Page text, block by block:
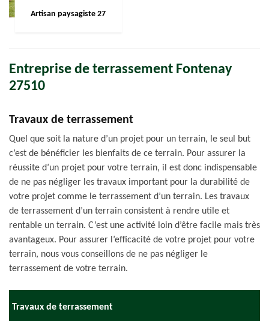
Artisan paysagiste 27
Entreprise de terrassement Fontenay
27510
Travaux de terrassement
Quel que soit la nature d’un projet pour un terrain, le seul but
c’est de bénéficier les bienfaits de ce terrain. Pour assurer la
réussite d’un projet pour votre terrain, il est donc indispensable
de ne pas négliger les travaux important pour la durabilité de
votre projet comme le terrassement d’un terrain. Les travaux
de terrassement d’un terrain consistent à rendre utile et
rentable un terrain. C’est une activité loin d’être facile mais très
avantageux. Pour assurer l’efficacité de votre projet pour votre
terrain, nous vous conseillons de ne pas négliger le
terrassement de votre terrain.
Travaux de terrassement